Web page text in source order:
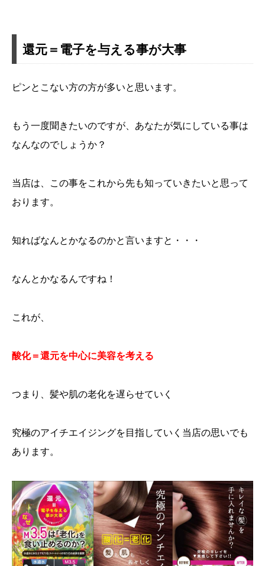
還元＝電子を与える事が大事
ピンとこない方の方が多いと思います。
もう一度聞きたいのですが、あなたが気にしている事は
なんなのでしょうか？
当店は、この事をこれから先も知っていきたいと思って
おります。
知ればなんとかなるのかと言いますと・・・
なんとかなるんですね！
これが、
酸化＝還元を中心に美容を考える
つまり、髪や肌の老化を遅らせていく
究極のアイチエイジングを目指していく当店の思いでも
あります。